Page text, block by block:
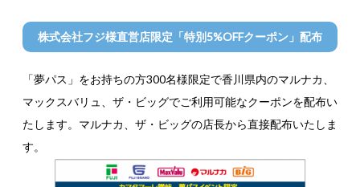
株式会社フジ様直営店限定「特別5%OFFクーポン」配布
「夢パス」をお持ちの方300名様限定で香川県内のマルナカ、
マックスバリュ、ザ・ビッグでご利用可能なクーポンを配布い
たします。マルナカ、ザ・ビッグの店長から直接配布いたしま
す。